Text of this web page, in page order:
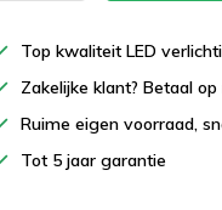
Top kwaliteit LED
Zakelijke klant? Betaal
Ruime eigen voorraad,
Tot 5 jaar garantie